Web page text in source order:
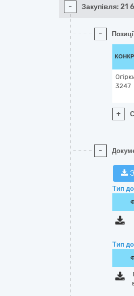
- Закупівля: 21
-
3247
+
-
Тип
Тип